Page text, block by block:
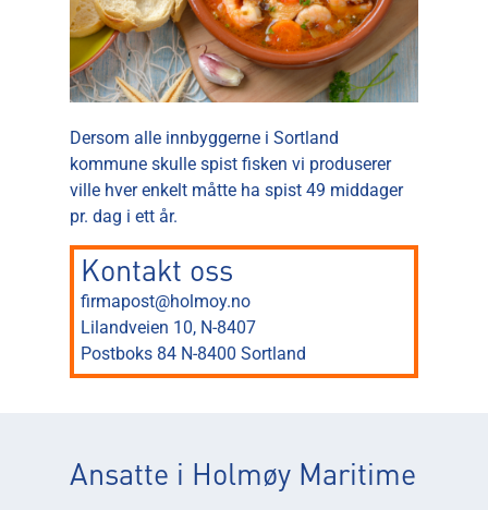
Dersom alle innbyggerne i Sortland
kommune skulle spist fisken vi produserer
ville hver enkelt måtte ha spist 49 middager
pr. dag i ett år.
Kontakt oss
firmapost@holmoy.no
Lilandveien 10, N-8407
Postboks 84 N-8400 Sortland
Ansatte i Holmøy Maritime